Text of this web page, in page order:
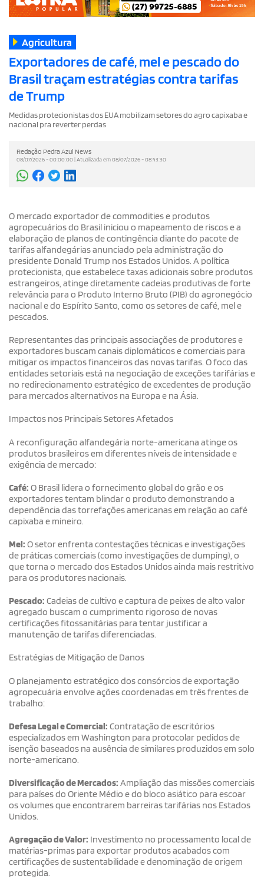
Agricultura
Exportadores de café, mel e pescado do
Brasil traçam estratégias contra tarifas
de Trump
Medidas protecionistas dos EUA mobilizam setores do agro capixaba e
nacional pra reverter perdas
Redação Pedra Azul News
08/07/2026 - 00:00:00 | Atualizada em 08/07/2026 - 08:43:30
O mercado exportador de commodities e produtos
agropecuários do Brasil iniciou o mapeamento de riscos e a
elaboração de planos de contingência diante do pacote de
tarifas alfandegárias anunciado pela administração do
presidente Donald Trump nos Estados Unidos. A política
protecionista, que estabelece taxas adicionais sobre produtos
estrangeiros, atinge diretamente cadeias produtivas de forte
relevância para o Produto Interno Bruto (PIB) do agronegócio
nacional e do Espírito Santo, como os setores de café, mel e
pescados.
Representantes das principais associações de produtores e
exportadores buscam canais diplomáticos e comerciais para
mitigar os impactos financeiros das novas tarifas. O foco das
entidades setoriais está na negociação de exceções tarifárias e
no redirecionamento estratégico de excedentes de produção
para mercados alternativos na Europa e na Ásia.
Impactos nos Principais Setores Afetados
A reconfiguração alfandegária norte-americana atinge os
produtos brasileiros em diferentes níveis de intensidade e
exigência de mercado:
Café: O Brasil lidera o fornecimento global do grão e os
exportadores tentam blindar o produto demonstrando a
dependência das torrefações americanas em relação ao café
capixaba e mineiro.
Mel: O setor enfrenta contestações técnicas e investigações
de práticas comerciais (como investigações de dumping), o
que torna o mercado dos Estados Unidos ainda mais restritivo
para os produtores nacionais.
Pescado: Cadeias de cultivo e captura de peixes de alto valor
agregado buscam o cumprimento rigoroso de novas
certificações fitossanitárias para tentar justificar a
manutenção de tarifas diferenciadas.
Estratégias de Mitigação de Danos
O planejamento estratégico dos consórcios de exportação
agropecuária envolve ações coordenadas em três frentes de
trabalho:
Defesa Legal e Comercial: Contratação de escritórios
especializados em Washington para protocolar pedidos de
isenção baseados na ausência de similares produzidos em solo
norte-americano.
Diversificação de Mercados: Ampliação das missões comerciais
para países do Oriente Médio e do bloco asiático para escoar
os volumes que encontrarem barreiras tarifárias nos Estados
Unidos.
Agregação de Valor: Investimento no processamento local de
matérias-primas para exportar produtos acabados com
certificações de sustentabilidade e denominação de origem
protegida.